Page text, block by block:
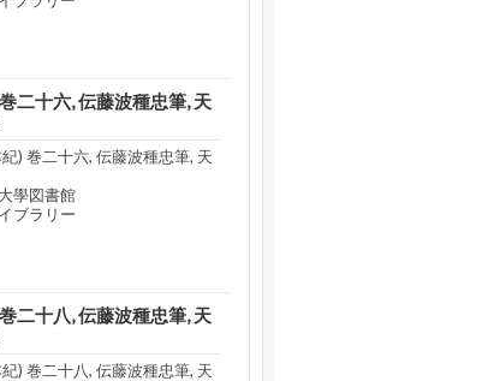
二十六, 伝藤波種忠筆, 天
) 巻二十六, 伝藤波種忠筆, 天
學図書館
ブラリー
二十八, 伝藤波種忠筆, 天
) 巻二十八, 伝藤波種忠筆, 天